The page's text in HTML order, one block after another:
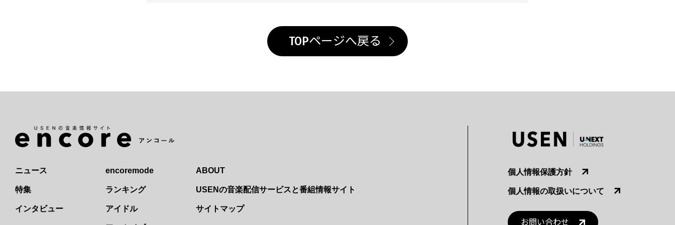
TOPページへ戻る
ニュース
特集
インタビュー
encoremode
ランキング
アイドル
ABOUT
USENの音楽配信サービスと番組情報サイト
サイトマップ
個人情報保護方針
個人情報の取扱いについて
お問い合わせ